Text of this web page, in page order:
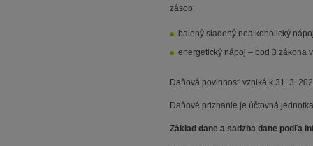
zásob:
balený sladený nealkoholický
energetický nápoj – bod 3 zákona
Daňová povinnosť vzniká k 31. 3.
Daňové priznanie je účtovná
Základ dane a sadzba dane podľa